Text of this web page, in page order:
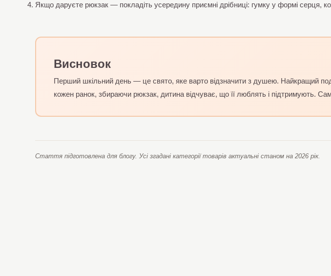
Якщо даруєте рюкзак — покладіть усередину приємні дрібниці: гумку у формі серця,
Висновок
Перший шкільний день — це свято, яке варто відзначити з душею. Найкращий
кожен ранок, збираючи рюкзак, дитина відчуває, що її люблять і підтримують.
Стаття підготовлена для блогу. Усі згадані категорії товарів актуальні станом на 2026 рік.